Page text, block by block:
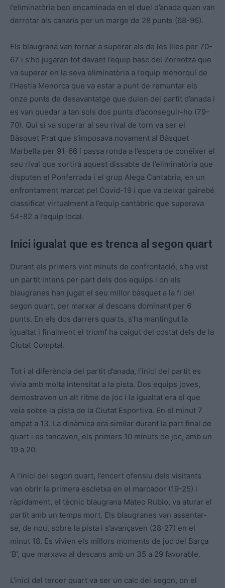
l’eliminatòria ben encaminada en el duel d’anada quan van
derrotar als canaris per un marge de 28 punts (68-96).
Els blaugrana van tornar a superar als de les Illes per 70-
67 i s’ho jugaran tot davant l’equip basc del Zornotza que
va superar en la seva eliminatòria a l’equip menorquí de
l’Hestia Menorca que va estar a punt de remuntar els
onze punts de desavantatge que duien del partit d’anada i
es van quedar a tan sols dos punts d’aconseguir-ho (79-
70). Qui si va superar al seu rival de torn va ser el
Bàsquet Prat que s’imposava novament al Bàsquet
Marbella per 91-66 i passa ronda a l’espera de conèixer el
seu rival que sortirà aquest dissabte de l’eliminatòria que
disputen el Ponferrada i el grup Alega Cantabria, en un
enfrontament marcat pel Covid-19 i que va deixar gairebé
classificat virtualment a l’equip cantàbric que superava
54-82 a l’equip local.
Inici igualat que es trenca al segon quart
Durant els primers vint minuts de confrontació, s’ha vist
un partit intens per part dels dos equips i on els
blaugranes han jugat el seu millor bàsquet a la fi del
segon quart, per marxar al descans dominant per 6
punts. En els dos darrers quarts, s’ha mantingut la
igualtat i finalment el triomf ha caigut del costat dels de la
Ciutat Comptal.
Tot i al diferència del partit d’anada, l’inici del partit es
vivia amb molta intensitat a la pista. Dos equips joves,
demostraven un alt ritme de joc i la igualtat era el que
veia sobre la pista de la Ciutat Esportiva. En el minut 7
empat a 13. La dinàmica era similar durant la part final de
quart i es tancaven, els primers 10 minuts de joc, amb un
19 a 20.
A l’inici del segon quart, l’encert ofensiu dels visitants
van obrir la primera escletxa en el marcador (19-25) i
ràpidament, el tècnic blaugrana Mateo Rubio, va aturar el
partit amb un temps mort. Els blaugranes van assentar-
se, de nou, sobre la pista i s’avançaven (28-27) en el
minut 18. Es vivien els millors moments de joc del Barça
‘B’, que marxava al descans amb un 35 a 29 favorable.
L’inici del tercer quart va ser un calc del segon, on el